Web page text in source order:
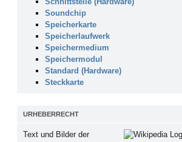
Soundchip
Speicherkarte
Speicherlaufwerk
Speichermedium
Speichermodul
Standard (Hardware)
Steckkarte
URHEBERRECHT
Text und Bilder der